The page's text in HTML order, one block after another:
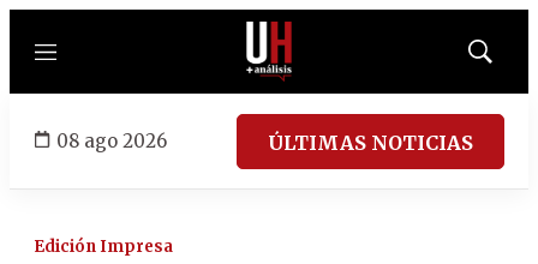
Menú
Mostrar
08 ago 2026 ÚLTIMAS NOTICIAS
Edición Impresa